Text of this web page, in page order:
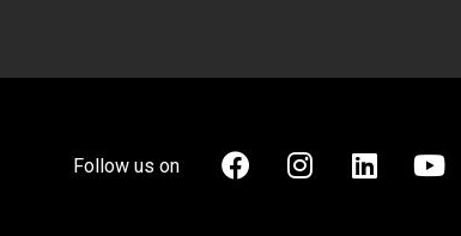
Follow us on